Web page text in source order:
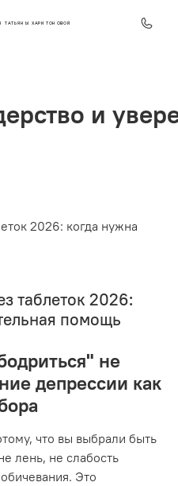
ТАТЬЯНЫ ХАРИТОНОВОЙ
2026: когда нужна
таблеток 2026:
помощь
не
депрессии как
что вы выбрали быть
лень, не слабость
Это